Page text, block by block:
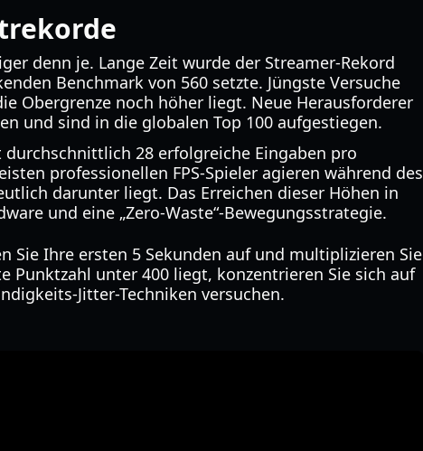
denn je. Lange Zeit wurde der Streamer-Rekord
Benchmark von 560 setzte. Jüngste Versuche
Obergrenze noch höher liegt. Neue Herausforderer
und sind in die globalen Top 100 aufgestiegen.
28 erfolgreiche Eingaben pro
professionellen FPS-Spieler agieren während des
darunter liegt. Das Erreichen dieser Höhen in
und eine „Zero-Waste“-Bewegungsstrategie.
Sie Ihre ersten 5 Sekunden auf und multiplizieren Sie
Punktzahl unter 400 liegt, konzentrieren Sie sich auf
Jitter-Techniken versuchen.